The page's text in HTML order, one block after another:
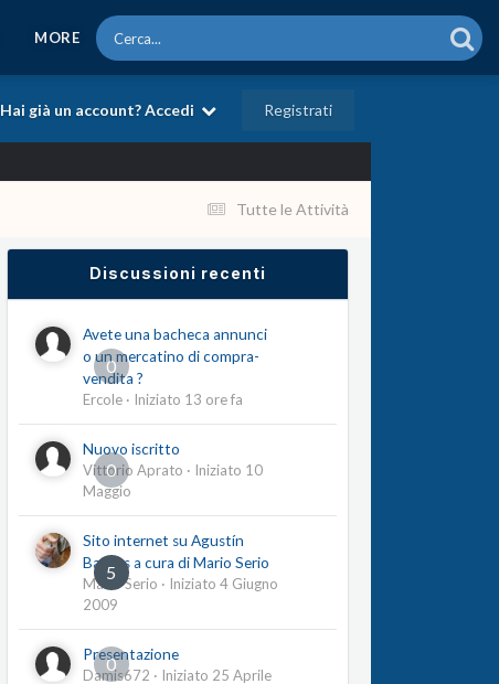
MORE
Hai già un account? Accedi Registrati
Tutte le Attività
Discussioni recenti
0
Avete una bacheca annunci
o un mercatino di compra-
vendita ?
Ercole· Iniziato 13 ore fa
0
Nuovo iscritto
Vittorio Aprato · Iniziato 10
Maggio
5
Sito internet su Agustín
Barrios a cura di Mario Serio
Mario Serio · Iniziato 4 Giugno
2009
0
Presentazione
Damis672 · Iniziato 25 Aprile